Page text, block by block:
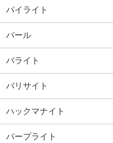
パイライト
パール
バライト
バリサイト
ハックマナイト
パープライト